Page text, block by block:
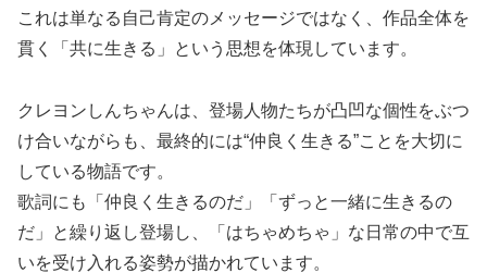
これは単なる自己肯定のメッセージではなく、作品全体を
貫く「共に生きる」という思想を体現しています。
クレヨンしんちゃんは、登場人物たちが凸凹な個性をぶつ
け合いながらも、最終的には“仲良く生きる”ことを大切に
している物語です。
歌詞にも「仲良く生きるのだ」「ずっと一緒に生きるの
だ」と繰り返し登場し、「はちゃめちゃ」な日常の中で互
いを受け入れる姿勢が描かれています。